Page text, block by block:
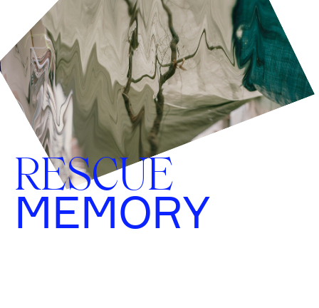
RESCUE
MEMORY